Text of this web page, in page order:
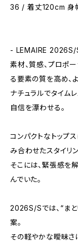
36 / 着丈120cm 身
- LEMAIRE 2026S/
素材、質感、プロポ
る要素の質を高め、
ナチュラルでタイム
自信を漂わせる。
コンパクトなトップ
み合わせたスタイリ
そこには、緊張感を
んでいた。
2026S/Sでは、“ま
案。
その軽やかな曖昧さ